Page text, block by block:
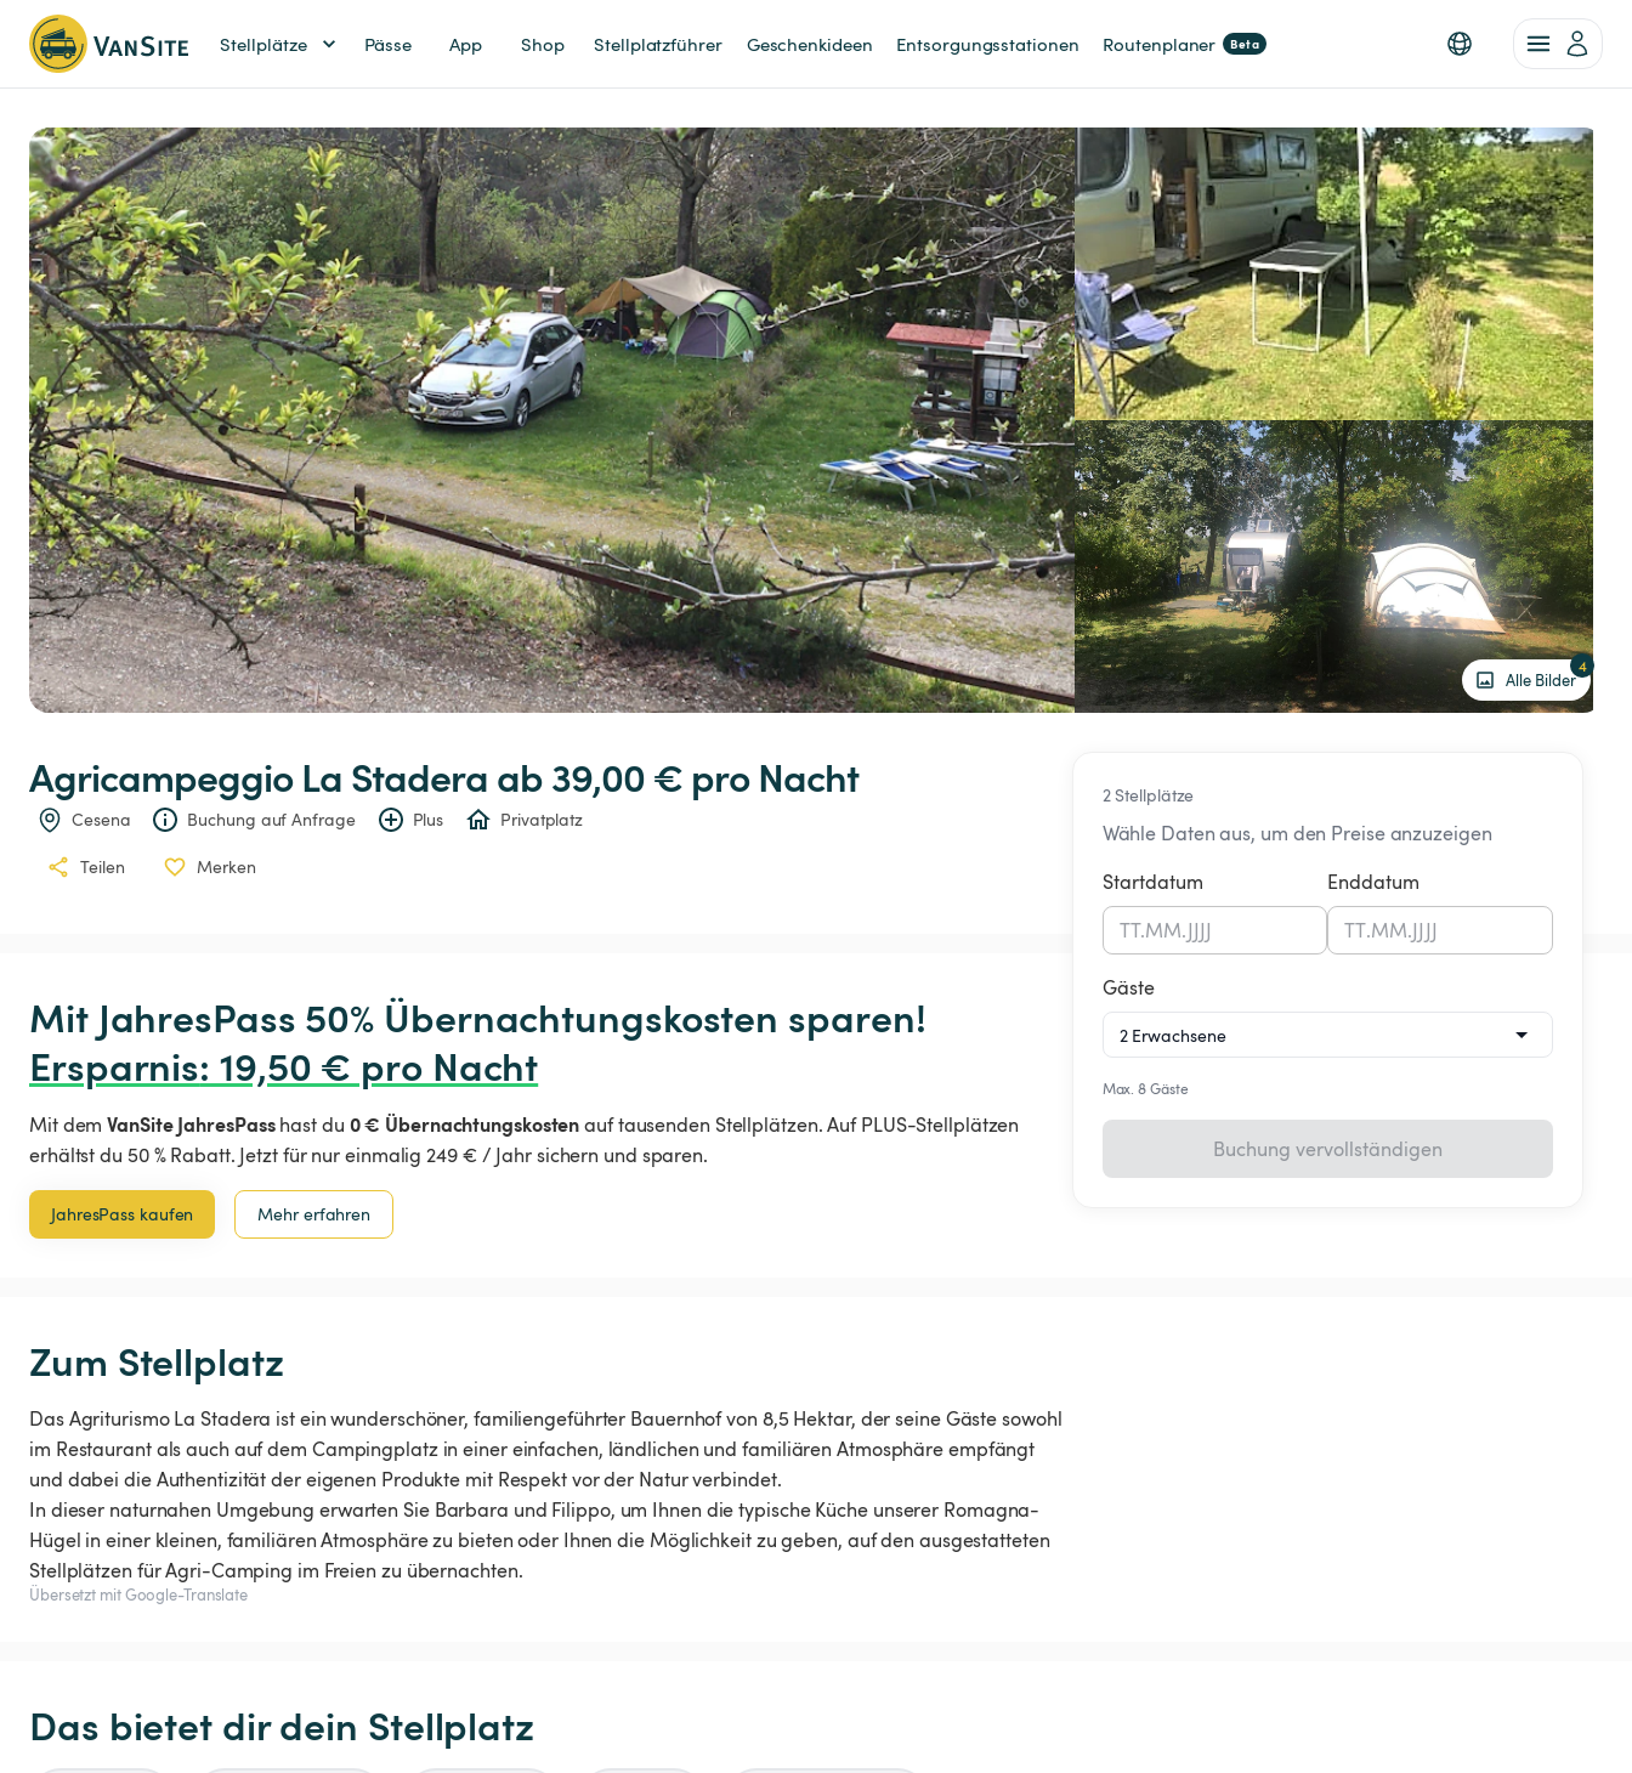
Stellplätze Pässe App Shop Stellplatzführer Geschenkideen Entsorgungsstationen Routenplaner Beta
Alle Bilder
4
Agricampeggio La Stadera ab 39,00 € pro Nacht
Cesena Buchung auf Anfrage Plus Privatplatz
Teilen Merken
2 Stellplätze
Wähle Daten aus, um den Preise anzuzeigen
Startdatum
TT.MM.JJJJ
Enddatum
TT.MM.JJJJ
Gäste
Max. 8 Gäste
Buchung vervollständigen
Ersparnis: 19,50 € pro Nacht
Mit demVanSite JahresPasshast du 0 € Übernachtungskostenauf tausenden Stellplätzen. Auf PLUS-Stellplätzen
erhältst du 50 % Rabatt. Jetzt für nur einmalig 249 € / Jahr sichern und sparen.
JahresPass kaufen Mehr erfahren
Zum Stellplatz
Das Agriturismo La Stadera ist ein wunderschöner, familiengeführter Bauernhof von 8,5 Hektar, der seine Gäste sowohl
im Restaurant als auch auf dem Campingplatz in einer einfachen, ländlichen und familiären Atmosphäre empfängt
und dabei die Authentizität der eigenen Produkte mit Respekt vor der Natur verbindet.
In dieser naturnahen Umgebung erwarten Sie Barbara und Filippo, um Ihnen die typische Küche unserer Romagna-
Hügel in einer kleinen, familiären Atmosphäre zu bieten oder Ihnen die Möglichkeit zu geben, auf den ausgestatteten
Stellplätzen für Agri-Camping im Freien zu übernachten.
Übersetzt mit Google-Translate
Das bietet dir dein Stellplatz